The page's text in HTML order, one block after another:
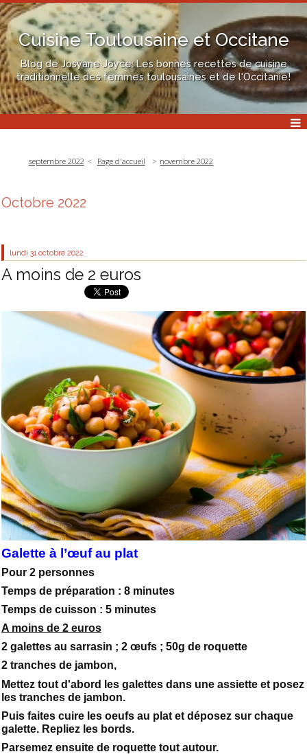
Cuisine Toulousaine et Occitane
Blog de Josyane Joyce: Les bonnes recettes de cuisine
traditionnelle des femmes toulousaines et de l'Occitanie!
septembre 2022 Page d'accueil novembre 2022
Octobre 2022
lundi 31 octobre 2022
A moins de 2 euros
Galette à l’œuf au plat
Pour 2 personnes
Temps de préparation : 8 minutes
Temps de cuisson : 5 minutes
A moins de 2 euros
2 galettes au sarrasin ; 2 œufs ; 50g de roquette
2 tranches de jambon,
Mettez tout d'abord les galettes dans une assiette et posez
les tranches de jambon.
Puis faites cuire les oeufs au plat et déposez sur chaque
galette. Repliez les bords.
Parsemez ensuite de roquette tout autour.